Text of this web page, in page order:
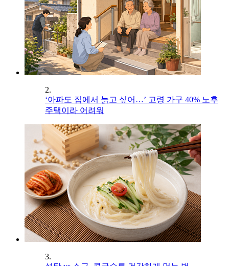
2.
‘아파도 집에서 늙고 싶어…’ 고령 가구 40% 노후
주택이라 어려워
3.